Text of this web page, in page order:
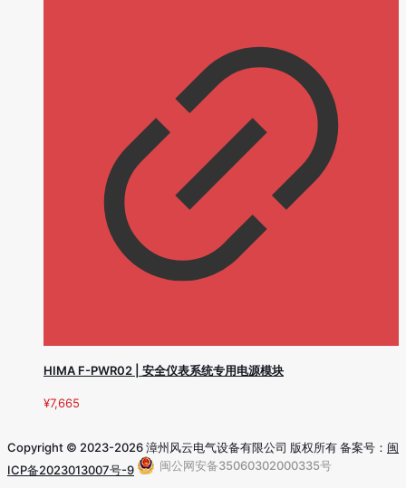
HIMA F-PWR02 | 安全仪表系统专用电源模块
¥7,665
Copyright © 2023-2026 漳州风云电气设备有限公司 版权所有 备案号： 闽
ICP备2023013007号-9
闽公网安备35060302000335号